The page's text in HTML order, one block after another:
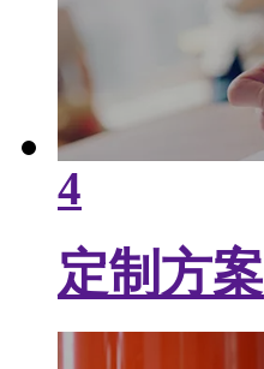
4
定制方案